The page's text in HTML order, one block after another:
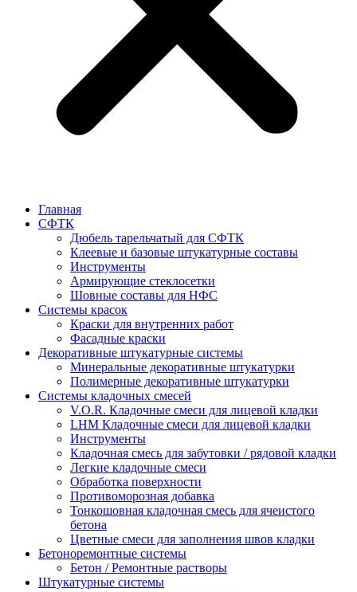
Главная
СФТК
Дюбель тарельчатый для СФТК
Клеевые и базовые штукатурные составы
Инструменты
Армирующие стеклосетки
Шовные составы для НФС
Cистемы красок
Краски для внутренних работ
Фасадные краски
Декоративные штукатурные системы
Минеральные декоративные штукатурки
Полимерные декоративные штукатурки
Системы кладочных смесей
V.O.R. Кладочные смеси для лицевой кладки
LHM Кладочные смеси для лицевой кладки
Инструменты
Кладочная смесь для забутовки / рядовой кладки
Легкие кладочные смеси
Обработка поверхности
Противоморозная добавка
Тонкошовная кладочная смесь для ячеистого
бетона
Цветные смеси для заполнения швов кладки
Бетоноремонтные системы
Бетон / Ремонтные растворы
Штукатурные системы